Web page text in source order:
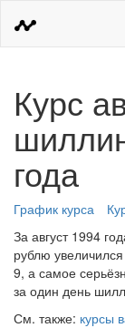
Курс
года
График курса
За август 1994
рублю
9, а самое
за один день
См. также: курсы